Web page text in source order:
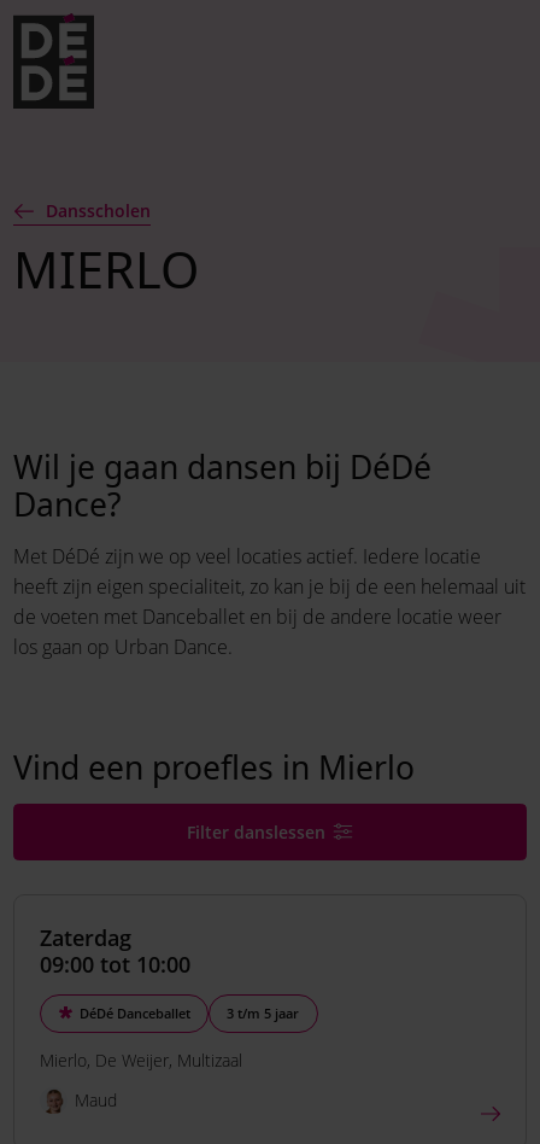
Verder naar navigatie
Ga naar hoofdinhoud
Footer
Dansscholen
MIERLO
Wil je gaan dansen bij DéDé
Dance?
Met DéDé zijn we op veel locaties actief. Iedere locatie
heeft zijn eigen specialiteit, zo kan je bij de een helemaal uit
de voeten met Danceballet en bij de andere locatie weer
los gaan op Urban Dance.
Vind een proefles in Mierlo
Filter danslessen
Zaterdag
09:00 tot 10:00
DéDé Danceballet 3 t/m 5 jaar
Mierlo De Weijer Multizaal
Maud